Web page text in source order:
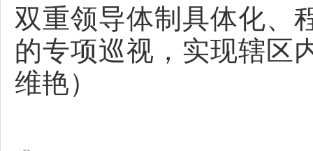
双重领导体制具体化、
的专项巡视，实现辖区
维艳）